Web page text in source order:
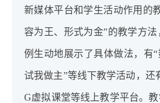
新媒体平台和学生活动作用的
容为王、形式为金”的教学方
例生动地展示了具体做法，有
试我做主”等线下教学活动，还
G虚拟课堂等线上教学平台。